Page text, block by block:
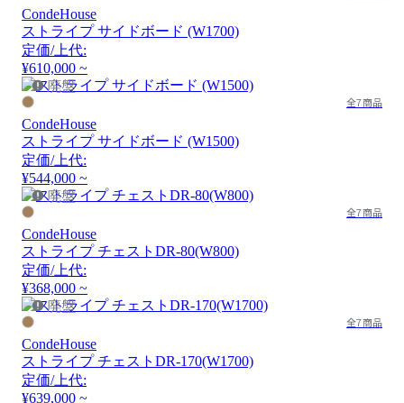
CondeHouse
ストライプ サイドボード (W1700)
定価/上代:
¥610,000 ~
廃盤
全7商品
CondeHouse
ストライプ サイドボード (W1500)
定価/上代:
¥544,000 ~
廃盤
全7商品
CondeHouse
ストライプ チェストDR-80(W800)
定価/上代:
¥368,000 ~
廃盤
全7商品
CondeHouse
ストライプ チェストDR-170(W1700)
定価/上代:
¥639,000 ~